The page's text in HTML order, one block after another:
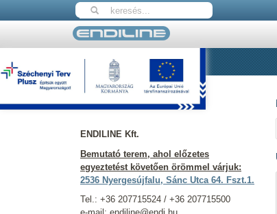
Nyitólap Kapcsolat
Elérhetőségeink
ENDILINE Kft.
Bemutató terem, ahol előzetes
egyeztetést követően örömmel várjuk:
2536 Nyergesújfalu, Sánc Utca 64. Fszt.1.
Tel.: +36 207715524 / +36 207715500